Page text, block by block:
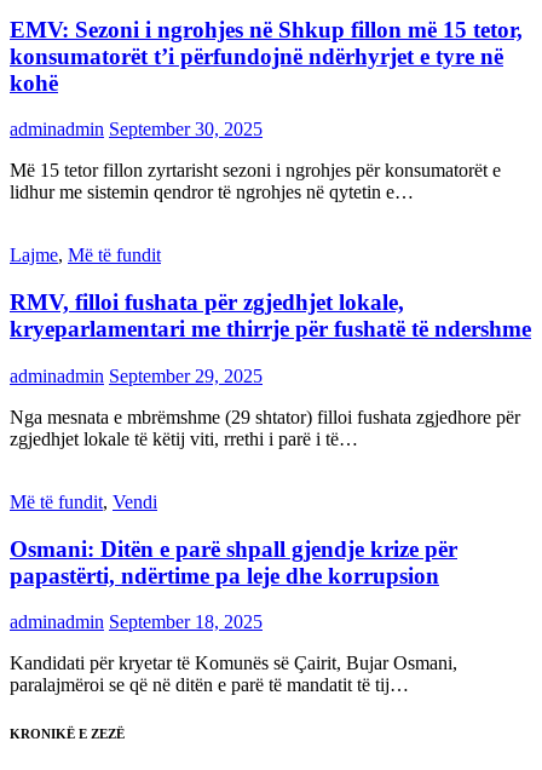
EMV: Sezoni i ngrohjes në Shkup fillon më 15 tetor,
konsumatorët t’i përfundojnë ndërhyrjet e tyre në
kohë
adminadmin September 30, 2025
Më 15 tetor fillon zyrtarisht sezoni i ngrohjes për konsumatorët e
lidhur me sistemin qendror të ngrohjes në qytetin e…
Lajme, Më të fundit
RMV, filloi fushata për zgjedhjet lokale,
kryeparlamentari me thirrje për fushatë të ndershme
adminadmin September 29, 2025
Nga mesnata e mbrëmshme (29 shtator) filloi fushata zgjedhore për
zgjedhjet lokale të këtij viti, rrethi i parë i të…
Më të fundit, Vendi
Osmani: Ditën e parë shpall gjendje krize për
papastërti, ndërtime pa leje dhe korrupsion
adminadmin September 18, 2025
Kandidati për kryetar të Komunës së Çairit, Bujar Osmani,
paralajmëroi se që në ditën e parë të mandatit të tij…
KRONIKË E ZEZË